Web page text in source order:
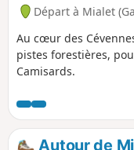
Départ à Mialet
Au cœur des
pistes forestières,
Camisards.
Autour de